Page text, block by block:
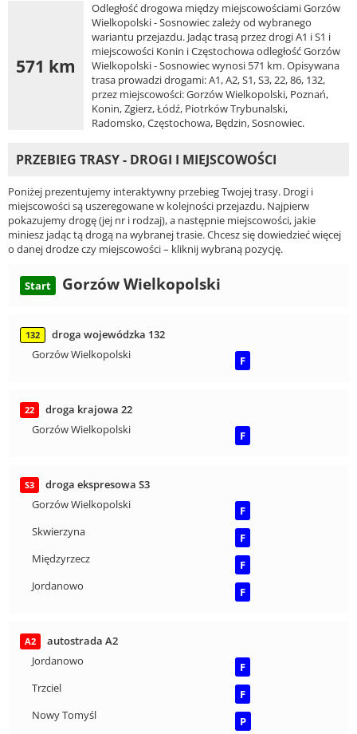
571 km
Odległość drogowa między miejscowościami Gorzów
Wielkopolski - Sosnowiec zależy od wybranego
wariantu przejazdu. Jadąc trasą przez drogi A1 i S1 i
miejscowości Konin i Częstochowa odległość Gorzów
Wielkopolski - Sosnowiec wynosi 571 km. Opisywana
trasa prowadzi drogami: A1, A2, S1, S3, 22, 86, 132,
przez miejscowości: Gorzów Wielkopolski, Poznań,
Konin, Zgierz, Łódź, Piotrków Trybunalski,
Radomsko, Częstochowa, Będzin, Sosnowiec.
PRZEBIEG TRASY - DROGI I MIEJSCOWOŚCI
Poniżej prezentujemy interaktywny przebieg Twojej trasy. Drogi i
miejscowości są uszeregowane w kolejności przejazdu. Najpierw
pokazujemy drogę (jej nr i rodzaj), a następnie miejscowości, jakie
miniesz jadąc tą drogą na wybranej trasie. Chcesz się dowiedzieć więcej
o danej drodze czy miejscowości – kliknij wybraną pozycję.
Start Gorzów Wielkopolski
132
droga wojewódzka 132
Gorzów Wielkopolski
F
22
droga krajowa 22
Gorzów Wielkopolski
F
S3
droga ekspresowa S3
Gorzów Wielkopolski
F
Skwierzyna
F
Międzyrzecz
F
Jordanowo
F
A2
autostrada A2
Jordanowo
F
Trzciel
F
Nowy Tomyśl
P